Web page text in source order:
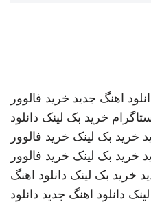
اهنگ جدید خرید فالوور
خرید بک لینک دانلود
خرید بک لینک خرید فالوور
خرید بک لینک خرید فالوور
خرید بک لینک دانلود اهنگ
دانلود اهنگ جدید دانلود